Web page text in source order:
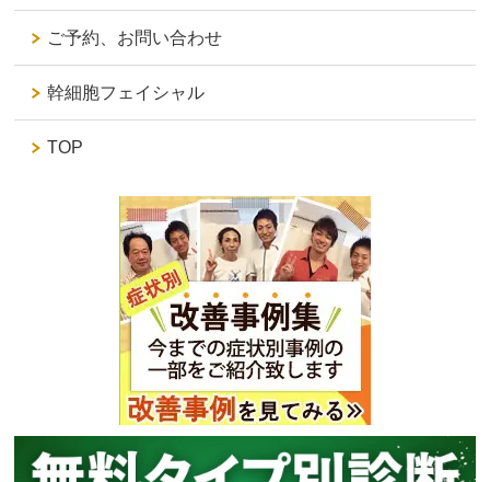
ご予約、お問い合わせ
幹細胞フェイシャル
TOP